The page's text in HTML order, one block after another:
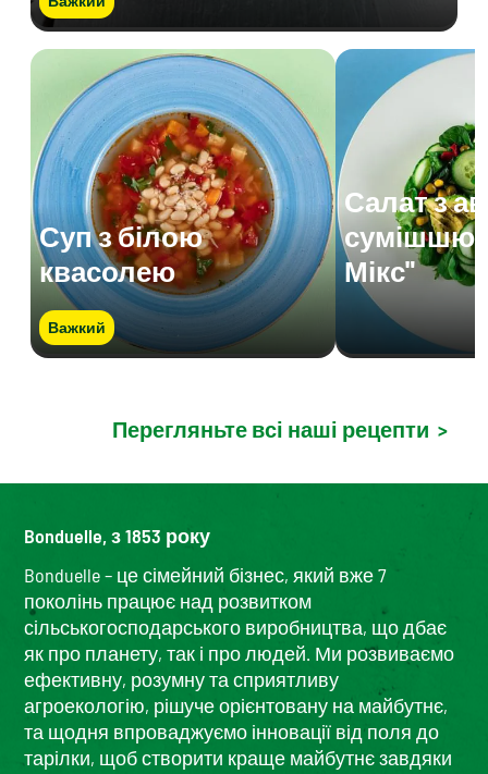
Суп з білою
квасолею
Важкий
Салат з
сумішшю
Мікс"
Перегляньте всі наші рецепти >
Bonduelle, з 1853 року
Bonduelle – це сімейний бізнес, який вже 7
поколінь працює над розвитком
сільськогосподарського виробництва, що дбає
як про планету, так і про людей. Ми розвиваємо
ефективну, розумну та сприятливу
агроекологію, рішуче орієнтовану на майбутнє,
та щодня впроваджуємо інновації від поля до
тарілки, щоб створити краще майбутнє завдяки